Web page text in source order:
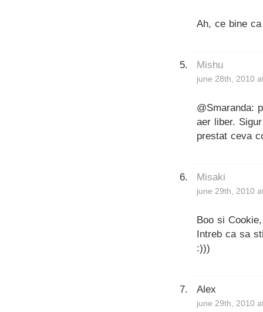
Ah, ce bine
Mishu
june 28th, 2010
@Smaranda:
aer liber.
prestat ceva
Misaki
june 29th, 2010
Boo si
Intreb ca sa
:)))
Alex
june 29th, 2010